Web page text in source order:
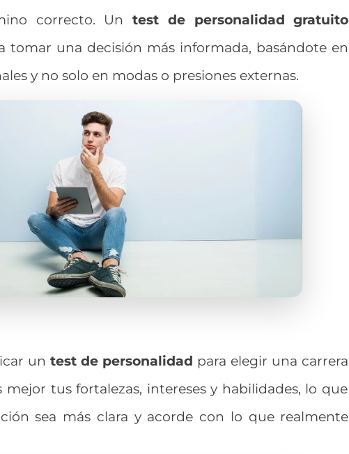
correcto. Untest de personalidad gratuito
tomar una decisión más informada, basándote en
y no solo en modas o presiones externas.
un testde personalidad para elegir una carrera
mejor tus fortalezas, intereses y habilidades, lo que
sea más clara y acorde con lo que realmente